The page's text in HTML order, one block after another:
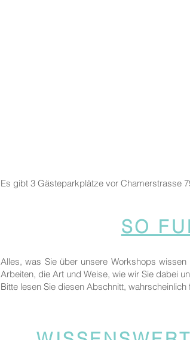
Es gibt 3 Gästeparkplätze vor Chamerstrasse
SO
Alles, was Sie über unsere Workshops
Arbeiten, die Art und Weise, wie wir Sie dabei
Bitte lesen Sie diesen Abschnitt,